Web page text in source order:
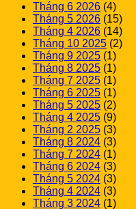
Tháng 6 2026 (4)
Tháng 5 2026 (15)
Tháng 4 2026 (14)
Tháng 10 2025 (2)
Tháng 9 2025 (1)
Tháng 8 2025 (1)
Tháng 7 2025 (1)
Tháng 6 2025 (1)
Tháng 5 2025 (2)
Tháng 4 2025 (9)
Tháng 2 2025 (3)
Tháng 8 2024 (3)
Tháng 7 2024 (1)
Tháng 6 2024 (3)
Tháng 5 2024 (3)
Tháng 4 2024 (3)
Tháng 3 2024 (1)